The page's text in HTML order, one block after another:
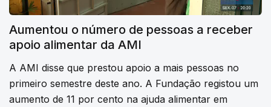
Aumentou o número de pessoas a receber
apoio alimentar da AMI
A AMI disse que prestou apoio a mais pessoas no
primeiro semestre deste ano. A Fundação registou um
aumento de 11 por cento na ajuda alimentar em